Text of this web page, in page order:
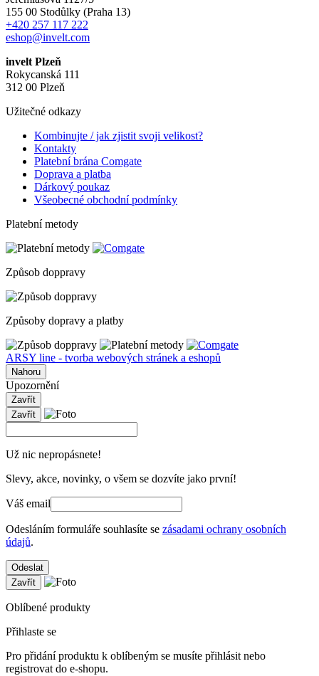
155 00 Stodůlky (Praha 13)
+420 257 117 222
eshop@invelt.com
invelt Plzeň
Rokycanská 111
312 00 Plzeň
Užitečné odkazy
Kombinujte / jak zjistit svoji velikost?
Kontakty
Platební brána Comgate
Doprava a platba
Dárkový poukaz
Všeobecné obchodní podmínky
Platební metody
Způsob doppravy
Způsoby dopravy a platby
ARSY line - tvorba webových stránek a eshopů
Nahoru
Upozornění
Zavřít
Zavřít
Už nic nepropásnete!
Slevy, akce, novinky, o všem se dozvíte jako první!
Váš email
Odesláním formuláře souhlasíte se zásadami ochrany osobních
údajů.
Odeslat
Zavřít
Oblíbené produkty
Přihlaste se
Pro přidání produktu k oblíbeným se musíte přihlásit nebo
registrovat do e-shopu.